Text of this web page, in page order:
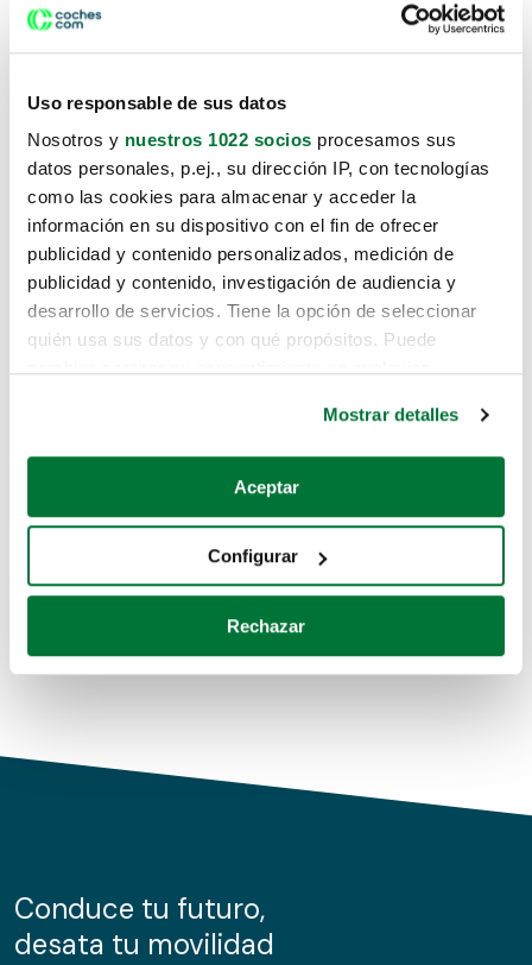
Uso responsable de sus datos
Nosotros y nuestros 1022 socios procesamos sus
datos personales, p.ej., su dirección IP, con tecnologías
como las cookies para almacenar y acceder la
información en su dispositivo con el fin de ofrecer
publicidad y contenido personalizados, medición de
publicidad y contenido, investigación de audiencia y
desarrollo de servicios. Tiene la opción de seleccionar
quién usa sus datos y con qué propósitos. Puede
Si lo permite, también quisiéramos:
Recopilar información sobre su ubicación geográfica
Identificar su dispositivo analizándolo activamente
para buscar características específicas (huellas
Obtenga más información sobre cómo se procesan sus
de cookies.
información sobre el uso que haga del sitio web con
nuestros partners de redes sociales, publicidad y análisis
Mostrar detalles
Aceptar
Configurar
Rechazar
Lo sentimos, no sabemos como
te hemos traido hasta aquí.
Pero puedes encontrar el coche que estás
buscando en alguno de estos enlaces:
Coches de segunda mano
Coches de km0
Conduce tu futuro,
desata tu movilidad